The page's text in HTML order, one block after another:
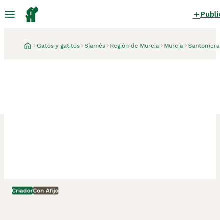
Gatos y gatitos Siamés Región de Murcia Murcia Santomera
CriadorCon Afijo
1 semana Santomera, Murcia